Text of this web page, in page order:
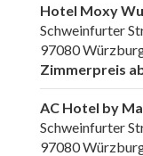
Hotel Moxy
Schweinfurter
97080
Zimmerpreis
AC Hotel by
Schweinfurter
97080